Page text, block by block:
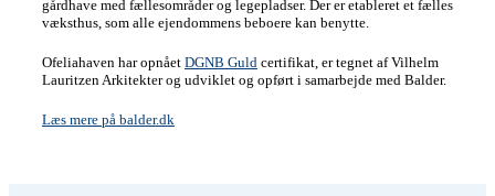
gårdhave med fællesområder og legepladser. Der er etableret et fælles
væksthus, som alle ejendommens beboere kan benytte.
Ofeliahaven har opnået DGNB Guld certifikat, er tegnet af Vilhelm
Lauritzen Arkitekter og udviklet og opført i samarbejde med Balder.
Læs mere på balder.dk